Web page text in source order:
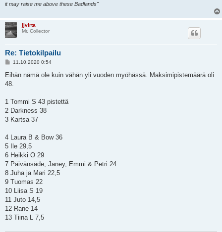
it may raise me above these Badlands"
jjvirta
Mr. Collector
Re: Tietokilpailu
V
e
t
11.10.2020 0:54
Eihän nämä ole kuin vähän yli vuoden myöhässä. Maksimipistemäärä oli
48.
1 Tommi S 43 pistettä
2 Darkness 38
3 Kartsa 37
4 Laura B & Bow 36
5 Ile 29,5
6 Heikki O 29
7 Päivänsäde, Janey, Emmi & Petri 24
8 Juha ja Mari 22,5
9 Tuomas 22
10 Liisa S 19
11 Juto 14,5
12 Rane 14
13 Tiina L 7,5